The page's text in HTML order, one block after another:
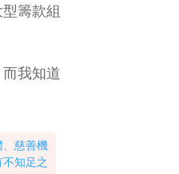
籌款組
我知道
慈善機
知足之